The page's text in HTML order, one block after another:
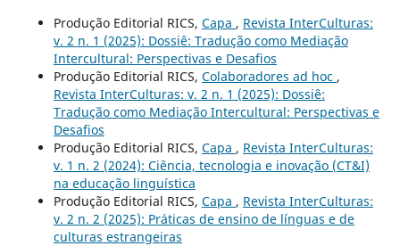
Produção Editorial RICS, Capa , Revista InterCulturas:
v. 2 n. 1 (2025): Dossiê: Tradução como Mediação
Intercultural: Perspectivas e Desafios
Produção Editorial RICS, Colaboradores ad hoc ,
Revista InterCulturas: v. 2 n. 1 (2025): Dossiê:
Tradução como Mediação Intercultural: Perspectivas e
Desafios
Produção Editorial RICS, Capa , Revista InterCulturas:
v. 1 n. 2 (2024): Ciência, tecnologia e inovação (CT&I)
na educação linguística
Produção Editorial RICS, Capa , Revista InterCulturas:
v. 2 n. 2 (2025): Práticas de ensino de línguas e de
culturas estrangeiras